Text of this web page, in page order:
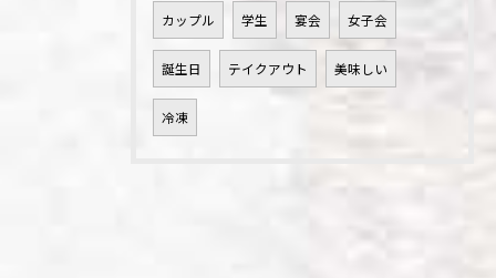
カップル 学生 宴会 女子会
誕生日 テイクアウト 美味しい
冷凍